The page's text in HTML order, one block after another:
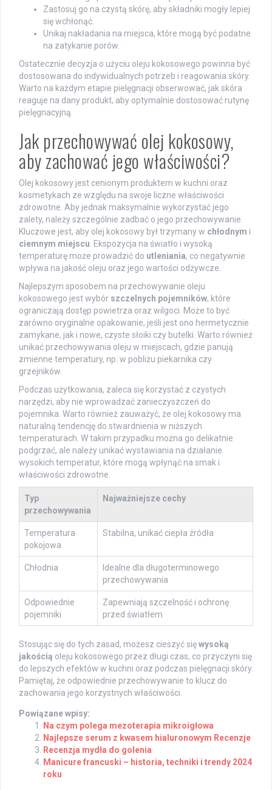
Zastosuj go na czystą skórę, aby składniki mogły lepiej
się wchłonąć.
Unikaj nakładania na miejsca, które mogą być podatne
na zatykanie porów.
Ostatecznie decyzja o użyciu oleju kokosowego powinna być
dostosowana do indywidualnych potrzeb i reagowania skóry.
Warto na każdym etapie pielęgnacji obserwować, jak skóra
reaguje na dany produkt, aby optymalnie dostosować rutynę
pielęgnacyjną.
Jak przechowywać olej kokosowy,
aby zachować jego właściwości?
Olej kokosowy jest cenionym produktem w kuchni oraz
kosmetykach ze względu na swoje liczne właściwości
zdrowotne. Aby jednak maksymalnie wykorzystać jego
zalety, należy szczególnie zadbać o jego przechowywanie.
Kluczowe jest, aby olej kokosowy był trzymany w chłodnym i
ciemnym miejscu . Ekspozycja na światło i wysoką
temperaturę może prowadzić do utleniania, co negatywnie
wpływa na jakość oleju oraz jego wartości odżywcze.
Najlepszym sposobem na przechowywanie oleju
kokosowego jest wybór szczelnych pojemników, które
ograniczają dostęp powietrza oraz wilgoci. Może to być
zarówno oryginalne opakowanie, jeśli jest ono hermetycznie
zamykane, jak i nowe, czyste słoiki czy butelki. Warto również
unikać przechowywania oleju w miejscach, gdzie panują
zmienne temperatury, np. w pobliżu piekarnika czy
grzejników.
Podczas użytkowania, zaleca się korzystać z czystych
narzędzi, aby nie wprowadzać zanieczyszczeń do
pojemnika. Warto również zauważyć, że olej kokosowy ma
naturalną tendencję do stwardnienia w niższych
temperaturach. W takim przypadku można go delikatnie
podgrzać, ale należy unikać wystawiania na działanie
wysokich temperatur, które mogą wpłynąć na smak i
właściwości zdrowotne.
Typ
przechowywania
Najważniejsze cechy
Temperatura
pokojowa
Stabilna, unikać ciepła źródła
Chłodnia
Idealne dla długoterminowego
przechowywania
Odpowiednie
pojemniki
Zapewniają szczelność i ochronę
przed światłem
Stosując się do tych zasad, możesz cieszyć sięwysoką
jakością oleju kokosowego przez długi czas, co przyczyni się
do lepszych efektów w kuchni oraz podczas pielęgnacji skóry.
Pamiętaj, że odpowiednie przechowywanie to klucz do
zachowania jego korzystnych właściwości.
Powiązane wpisy:
Na czym polega mezoterapia mikroigłowa
Najlepsze serum z kwasem hialuronowym Recenzje
Recenzja mydła do golenia
Manicure francuski – historia, techniki i trendy 2024
roku